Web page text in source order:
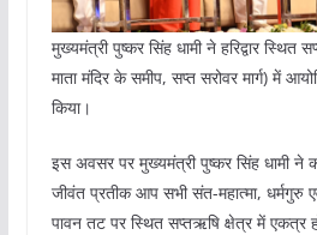
मुख्यमंत्री पुष्कर सिंह धामी ने हरिद्वार
माता मंदिर के समीप, सप्त सरोवर मार्ग) में
किया।
इस अवसर पर मुख्यमंत्री पुष्कर सिंह धामी ने
जीवंत प्रतीक आप सभी संत-महात्मा, धर्मगुरु
पावन तट पर स्थित सप्तऋषि क्षेत्र में एकत्र